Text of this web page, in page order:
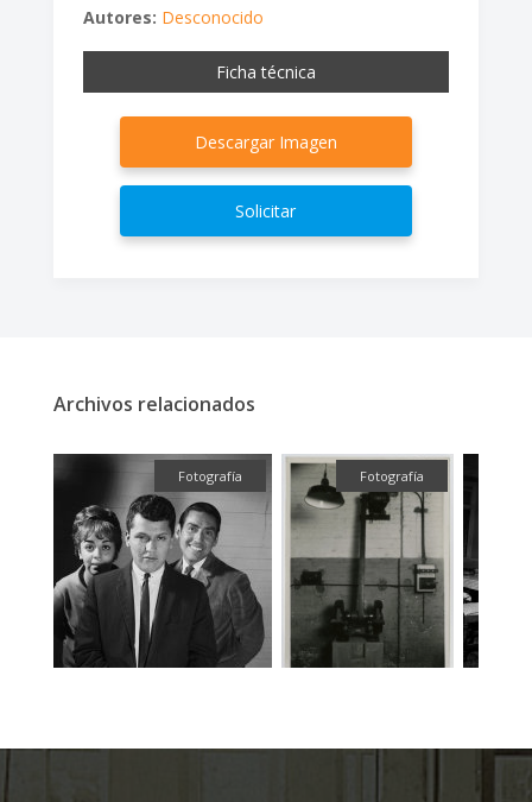
Autores: Desconocido
Ficha técnica
Descargar Imagen
Solicitar
Archivos relacionados
Fotografía Fotografía